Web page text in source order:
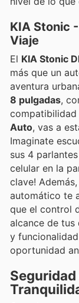
KIA Stonic
Viaje
El KIA Stonic
más que un
aventura
8 pulgadas,
Auto, vas a
Imaginate
sus 4
celular en la
clave!
automático te
que el control
alcance de tus
y
oportunidad